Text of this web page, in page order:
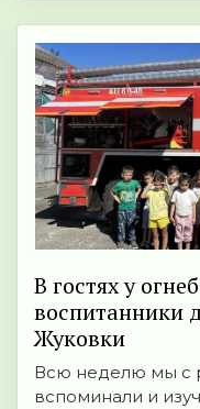
В гостях у
воспитанники
Жуковки
Всю неделю мы с
вспоминали и